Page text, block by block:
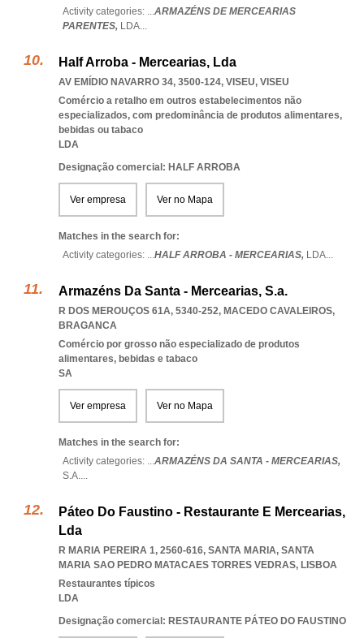
Activity categories: ...ARMAZÉNS DE MERCEARIAS
PARENTES, LDA...
Half Arroba - Mercearias, Lda
AV EMÍDIO NAVARRO 34, 3500-124, VISEU, VISEU
Comércio a retalho em outros estabelecimentos não
especializados, com predominância de produtos alimentares,
bebidas ou tabaco
LDA
Designação comercial: HALF ARROBA
Ver empresa Ver no Mapa
Matches in the search for:
Activity categories: ...HALF ARROBA - MERCEARIAS, LDA...
Armazéns Da Santa - Mercearias, S.a.
R DOS MEROUÇOS 61A, 5340-252, MACEDO CAVALEIROS,
BRAGANCA
Comércio por grosso não especializado de produtos
alimentares, bebidas e tabaco
SA
Ver empresa Ver no Mapa
Matches in the search for:
Activity categories: ...ARMAZÉNS DA SANTA - MERCEARIAS,
S.A....
Páteo Do Faustino - Restaurante E Mercearias,
Lda
R MARIA PEREIRA 1, 2560-616, SANTA MARIA, SANTA
MARIA SAO PEDRO MATACAES TORRES VEDRAS, LISBOA
Restaurantes típicos
LDA
Designação comercial: RESTAURANTE PÁTEO DO FAUSTINO